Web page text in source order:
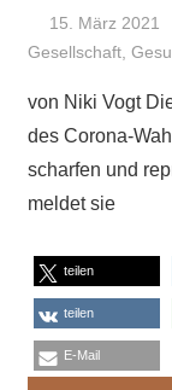
15. März 2021
Gesellschaft,
von Niki Vogt
des Corona-
scharfen und
meldet sie
teilen
teilen
E-Mail